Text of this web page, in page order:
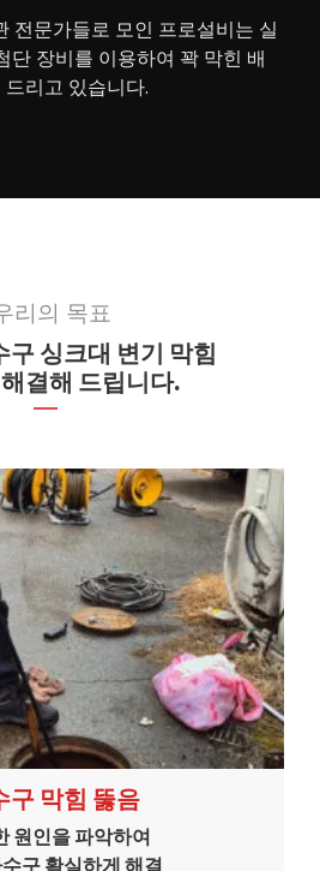
전문가들로 모인 프로설비는 실
단 장비를 이용하여 꽉 막힌 배
리고 있습니다.
리의 목표
구 싱크대 변기 막힘
결해 드립니다.
구 막힘 뚫음
원인을 파악하여